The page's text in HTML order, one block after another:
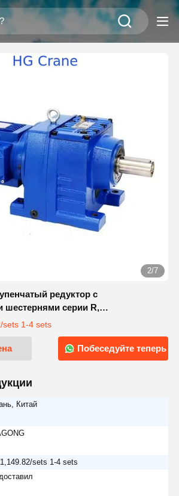
2/7
редуктор с
шестернями серии R,
эффективность передачи и
sets 1-4 sets
Побеседуйте теперь
Китай
sets 1-4 sets